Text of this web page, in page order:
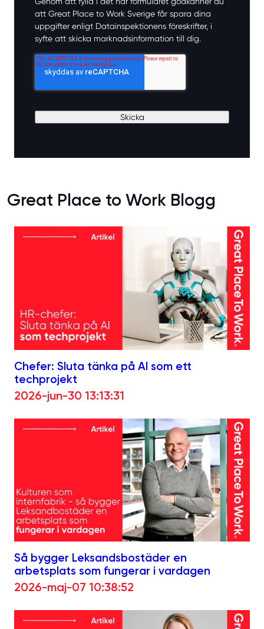
att Great Place to Work Sverige får spara dina
uppgifter enligt Datainspektionens föreskrifter, i
syfte att skicka marknadsinformation till dig.
Great Place to Work Blogg
Chefer: Sluta tänka på AI som ett
techprojekt
2026-jun-30 13:13:31
Så bygger Leksandsbostäder en
arbetsplats som fungerar i vardagen
2026-maj-07 10:38:52